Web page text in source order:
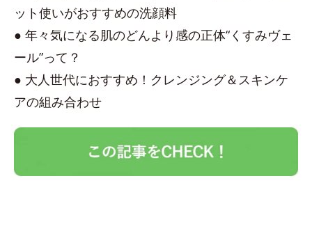
ット使いがおすすめの洗顔料
● 年々気になる肌のどんより感の正体“くすみヴェ
ール”って？
● 大人世代におすすめ！クレンジング＆スキンケ
アの組み合わせ